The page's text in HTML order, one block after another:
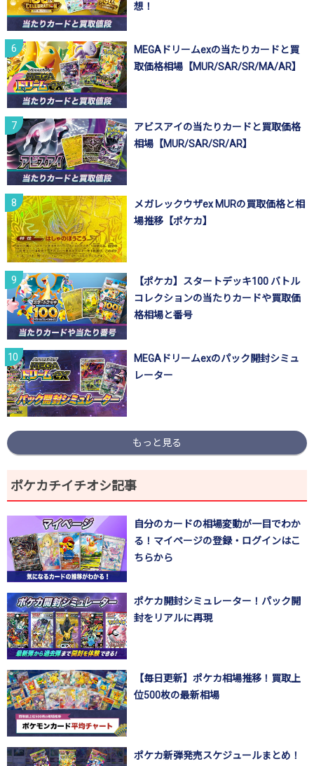
想！
MEGAドリームexの当たりカードと買
取価格相場【MUR/SAR/SR/MA/AR】
アビスアイの当たりカードと買取価格
相場【MUR/SAR/SR/AR】
メガレックウザex MURの買取価格と相
場推移【ポケカ】
【ポケカ】スタートデッキ100 バトル
コレクションの当たりカードや買取価
格相場と番号
MEGAドリームexのパック開封シミュ
レーター
もっと見る
ポケカチイチオシ記事
自分のカードの相場変動が一目でわか
る！マイページの登録・ログインはこ
ちらから
ポケカ開封シミュレーター！パック開
封をリアルに再現
【毎日更新】ポケカ相場推移！買取上
位500枚の最新相場
ポケカ新弾発売スケジュールまとめ！